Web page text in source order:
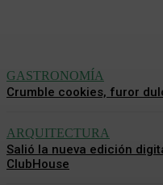
GASTRONOMÍA
Crumble cookies, furor
ARQUITECTURA
Salió la nueva edición
ClubHouse